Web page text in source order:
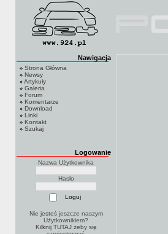
Nawigacja
Strona Główna
Newsy
Artykuły
Galeria
Forum
Komentarze
Download
Linki
Kontakt
Szukaj
Logowanie
Nazwa Użytkownika
Hasło
Nie jesteś jeszcze naszym
Użytkownikiem?
Kilknij TUTAJżeby się